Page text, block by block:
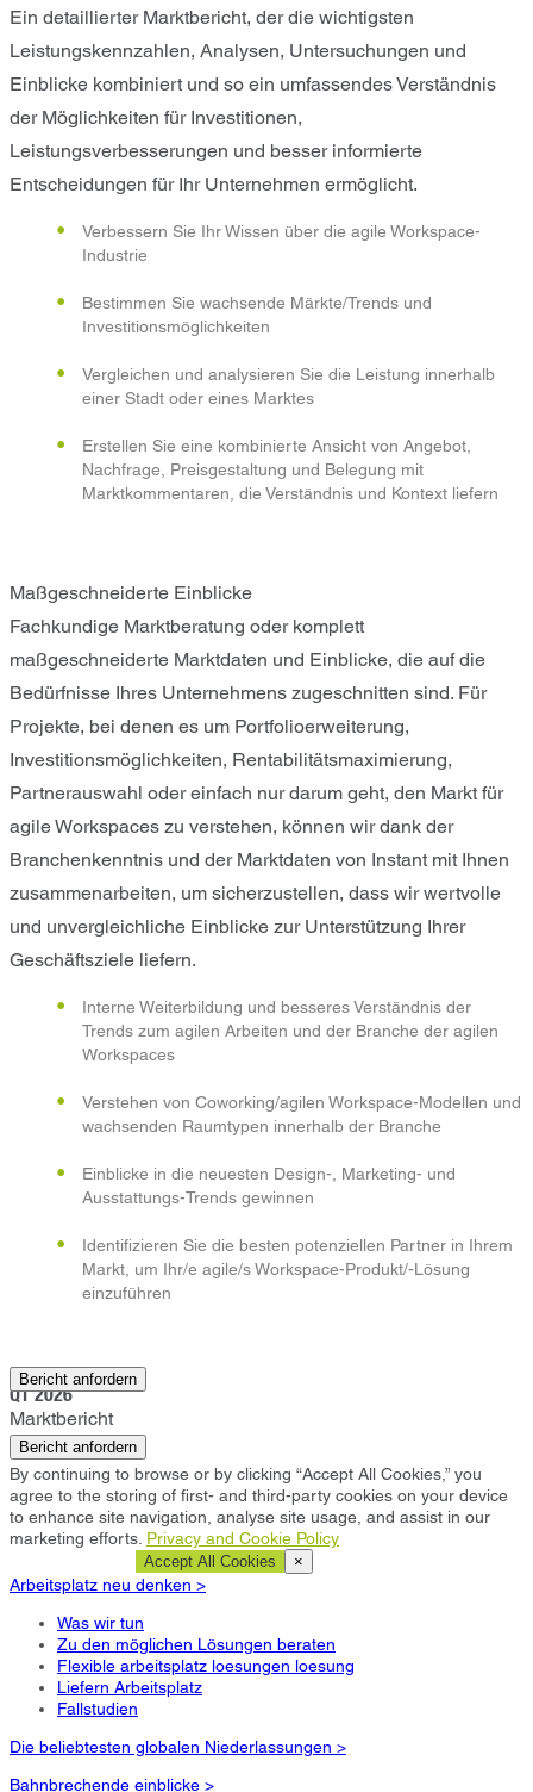
Ein detaillierter Marktbericht, der die wichtigsten
Leistungskennzahlen, Analysen, Untersuchungen und
Einblicke kombiniert und so ein umfassendes Verständnis
der Möglichkeiten für Investitionen,
Leistungsverbesserungen und besser informierte
Entscheidungen für Ihr Unternehmen ermöglicht.
Verbessern Sie Ihr Wissen über die agile Workspace-
Industrie
Bestimmen Sie wachsende Märkte/Trends und
Investitionsmöglichkeiten
Vergleichen und analysieren Sie die Leistung innerhalb
einer Stadt oder eines Marktes
Erstellen Sie eine kombinierte Ansicht von Angebot,
Nachfrage, Preisgestaltung und Belegung mit
Marktkommentaren, die Verständnis und Kontext liefern
Maßgeschneiderte Einblicke
Fachkundige Marktberatung oder komplett
maßgeschneiderte Marktdaten und Einblicke, die auf die
Bedürfnisse Ihres Unternehmens zugeschnitten sind. Für
Projekte, bei denen es um Portfolioerweiterung,
Investitionsmöglichkeiten, Rentabilitätsmaximierung,
Partnerauswahl oder einfach nur darum geht, den Markt für
agile Workspaces zu verstehen, können wir dank der
Branchenkenntnis und der Marktdaten von Instant mit Ihnen
zusammenarbeiten, um sicherzustellen, dass wir wertvolle
und unvergleichliche Einblicke zur Unterstützung Ihrer
Geschäftsziele liefern.
Interne Weiterbildung und besseres Verständnis der
Trends zum agilen Arbeiten und der Branche der agilen
Workspaces
Verstehen von Coworking/agilen Workspace-Modellen und
wachsenden Raumtypen innerhalb der Branche
Einblicke in die neuesten Design-, Marketing- und
Ausstattungs-Trends gewinnen
Identifizieren Sie die besten potenziellen Partner in Ihrem
Markt, um Ihr/e agile/s Workspace-Produkt/-Lösung
einzuführen
Bericht anfordern
Longford
Q1 2026
Marktbericht
Bericht anfordern
By continuing to browse or by clicking “Accept All Cookies,” you
agree to the storing of first- and third-party cookies on your device
to enhance site navigation, analyse site usage, and assist in our
marketing efforts. Privacy and Cookie Policy
Accept All Cookies ×
Arbeitsplatz neu denken >
Was wir tun
Zu den möglichen Lösungen beraten
Flexible arbeitsplatz loesungen loesung
Liefern Arbeitsplatz
Fallstudien
Die beliebtesten globalen Niederlassungen >
Bahnbrechende einblicke >